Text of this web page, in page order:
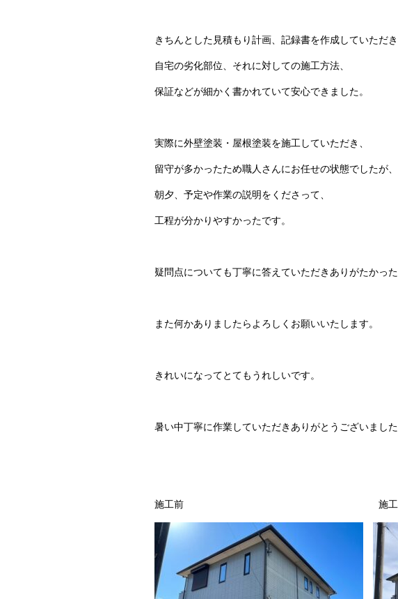
きちんとした見積もり計画、記録書を作成していただき
自宅の劣化部位、それに対しての施工方法、
保証などが細かく書かれていて安心できました。
実際に外壁塗装・屋根塗装を施工していただき、
留守が多かったため職人さんにお任せの状態でしたが、
朝夕、予定や作業の説明をくださって、
工程が分かりやすかったです。
疑問点についても丁寧に答えていただきありがたかった
また何かありましたらよろしくお願いいたします。
きれいになってとてもうれしいです。
暑い中丁寧に作業していただきありがとうございました
施工前 施工